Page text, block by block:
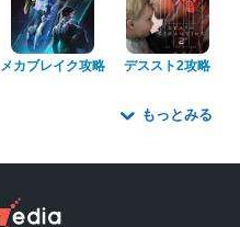
メカブレイク攻略 デススト2攻略
もっとみる